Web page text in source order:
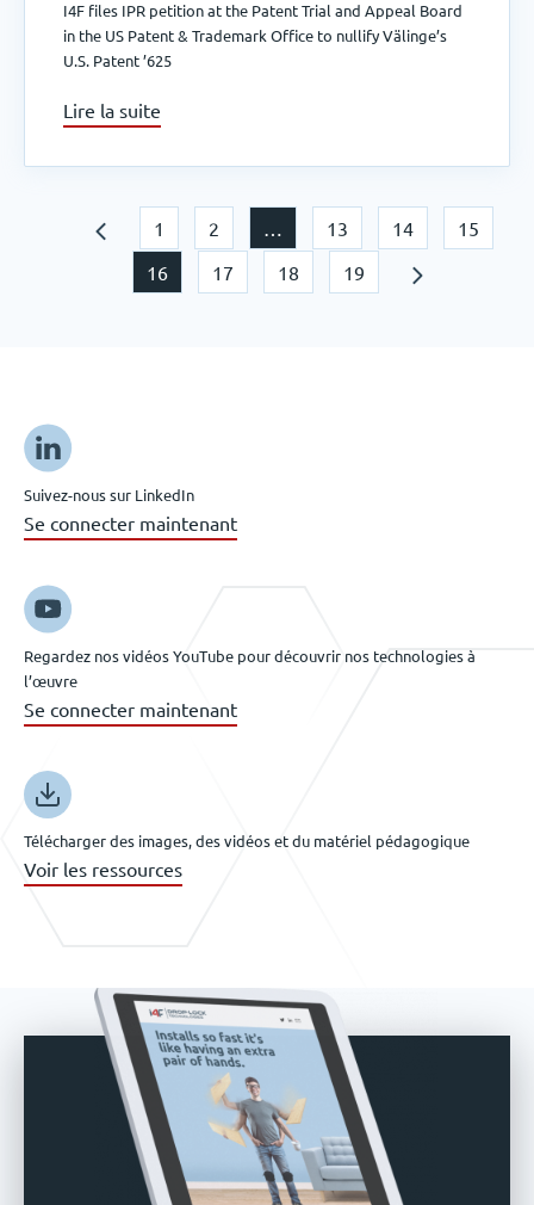
I4F files IPR petition at the Patent Trial and Appeal Board
in the US Patent & Trademark Office to nullify Välinge’s
U.S. Patent ’625
Lire la suite
1 2 … 13 14
15
16
17 18 19
Suivez-nous sur LinkedIn
Se connecter maintenant
Regardez nos vidéos YouTube pour découvrir nos technologies à
l’œuvre
Se connecter maintenant
Télécharger des images, des vidéos et du matériel pédagogique
Voir les ressources